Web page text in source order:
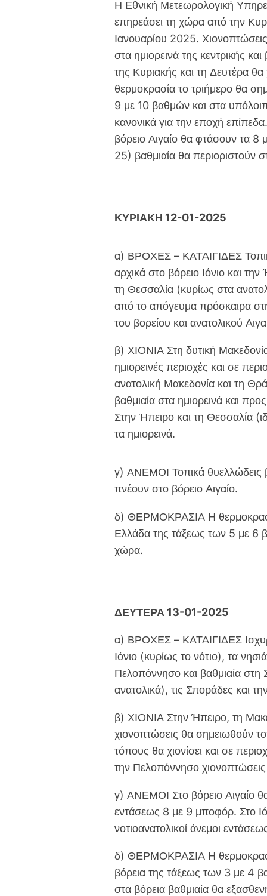
c
e
b
o
o
k
i
t
t
e
r
a
i
l
p
y
L
i
n
k
Η Εθνική Μετεωρολογική
επηρεάσει τη χώρα από την
Ιανουαρίου 2025.
στα ημιορεινά της κεντρικής
της Κυριακής και τη Δευτέρα
θερμοκρασία το τριήμερο θα
9 με 10 βαθμών και στα
κανονικά για την εποχή
βόρειο Αιγαίο θα φτάσουν τα
25) βαθμιαία θα περιοριστούν
ΚΥΡΙΑΚΗ 12-01-2025
α) ΒΡΟΧΕΣ – ΚΑΤΑΙΓΙΔΕΣ
αρχικά στο βόρειο Ιόνιο και
τη Θεσσαλία (κυρίως στα
από το απόγευμα πρόσκαιρα
του βορείου και ανατολικού
β) ΧΙΟΝΙΑ Στη δυτική
ημιορεινές περιοχές και σε
ανατολική Μακεδονία και τη
βαθμιαία στα ημιορεινά και
Στην Ήπειρο και τη Θεσσαλία
τα ημιορεινά.
γ) ΑΝΕΜΟΙ Τοπικά θυελλώδεις
πνέουν στο βόρειο Αιγαίο.
δ) ΘΕΡΜΟΚΡΑΣΙΑ Η
Ελλάδα της τάξεως των 5 με 6
χώρα.
ΔΕΥΤΕΡΑ 13-01-2025
α) ΒΡΟΧΕΣ – ΚΑΤΑΙΓΙΔΕΣ
Ιόνιο (κυρίως το νότιο), τα
Πελοπόννησο και βαθμιαία
ανατολικά), τις Σποράδες και
β) ΧΙΟΝΙΑ Στην Ήπειρο, τη
χιονοπτώσεις θα σημειωθούν
τόπους θα χιονίσει και σε
την Πελοπόννησο
γ) ΑΝΕΜΟΙ Στο βόρειο Αιγαίο
εντάσεως 8 με 9 μποφόρ. Στο
νοτιοανατολικοί άνεμοι
δ) ΘΕΡΜΟΚΡΑΣΙΑ Η
βόρεια της τάξεως των 3 με 4
στα βόρεια βαθμιαία θα